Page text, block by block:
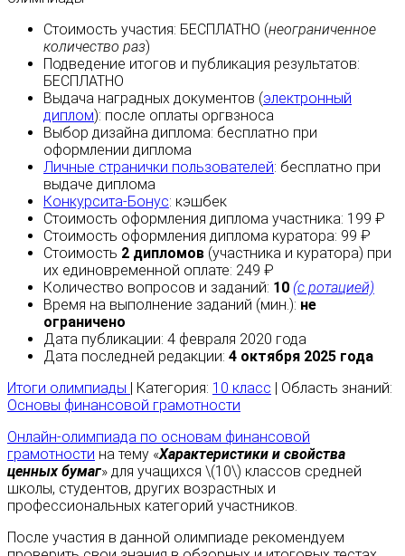
Стоимость участия: БЕСПЛАТНО (неограниченное
количество раз)
Подведение итогов и публикация результатов:
БЕСПЛАТНО
Выдача наградных документов (электронный
диплом): после оплаты оргвзноса
Выбор дизайна диплома: бесплатно при
оформлении диплома
Личные странички пользователей: бесплатно при
выдаче диплома
Конкурсита-Бонус: кэшбек
Стоимость оформления диплома участника: 199 ₽
Стоимость оформления диплома куратора: 99 ₽
Стоимость 2 дипломов (участника и куратора) при
их единовременной оплате: 249 ₽
Количество вопросов и заданий: 10 (с ротацией)
Время на выполнение заданий (мин.): не
ограничено
Дата публикации: 4 февраля 2020 года
Дата последней редакции: 4 октября 2025 года
Итоги олимпиады
| Категория: 10 класс | Область знаний:
Основы финансовой грамотности
Онлайн-олимпиада по основам финансовой
грамотности на тему «Характеристики и свойства
ценных бумаг» для учащихся \(10\) классов средней
школы, студентов, других возрастных и
профессиональных категорий участников.
После участия в данной олимпиаде рекомендуем